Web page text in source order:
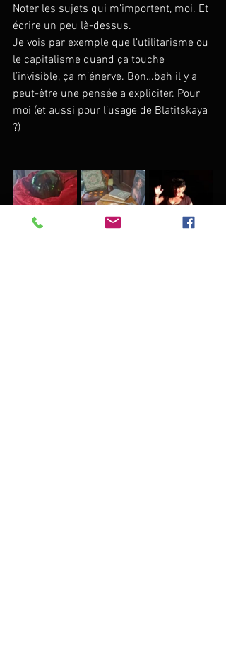
Noter les sujets qui m’importent, moi. Et
écrire un peu là-dessus.
Je vois par exemple que l’utilitarisme ou
le capitalisme quand ça touche
l’invisible, ça m’énerve. Bon…bah il y a
peut-être une pensée a expliciter. Pour
moi (et aussi pour l’usage de Blatitskaya
?)